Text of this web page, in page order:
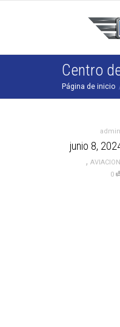
Centro
Página de inicio
admin
junio 8,
, AVIACION
0